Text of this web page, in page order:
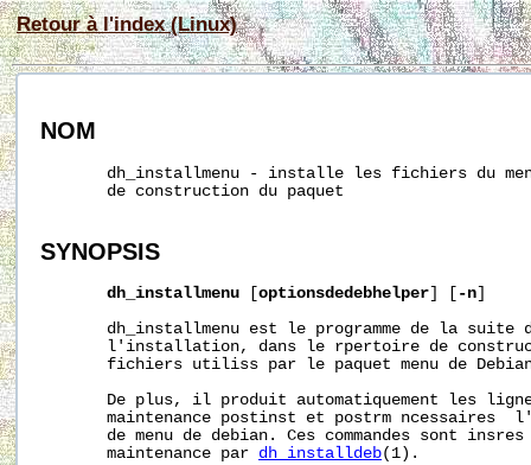
Retour à l'index (Linux)
NOM
dh_installmenu - installe les fichiers du
       de construction du paquet
SYNOPSIS
dh_installmenu optionsdedebhelper -n
dh_installmenu est le programme de la suite
l'installation, dans le rpertoire de
fichiers utiliss par le paquet menu de
De plus, il produit automatiquement les
maintenance postinst et postrm ncessaires
de menu de debian. Ces commandes sont insres
       maintenance par
dh_installdeb(1).